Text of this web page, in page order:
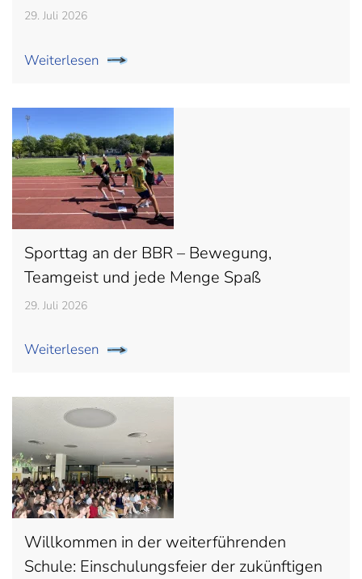
29. Juli 2026
Weiterlesen
Sporttag an der BBR – Bewegung,
Teamgeist und jede Menge Spaß
29. Juli 2026
Weiterlesen
Willkommen in der weiterführenden
Schule: Einschulungsfeier der zukünftigen